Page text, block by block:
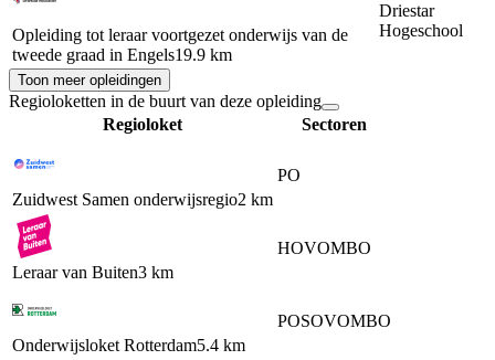
Opleiding tot leraar voortgezet onderwijs van de
tweede graad in Engels19.9 km
Driestar
Hogeschool
Toon meer opleidingen
Regioloketten in de buurt van deze opleiding
Regioloket
Sectoren
Zuidwest Samen onderwijsregio2 km
PO
Leraar van Buiten3 km
HOVOMBO
Onderwijsloket Rotterdam5.4 km
POSOVOMBO